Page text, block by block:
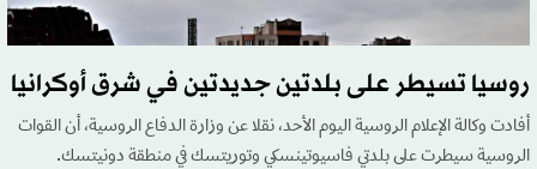
روسيا تسيطر على بلدتين جديدتين في شرق أوكرانيا
أفادت وكالة الإعلام الروسية اليوم الأحد، نقلا عن وزارة الدفاع الروسية، أن القوات
الروسية سيطرت على بلدتي فاسيوتينسكي وتوريتسك في منطقة دونيتسك.